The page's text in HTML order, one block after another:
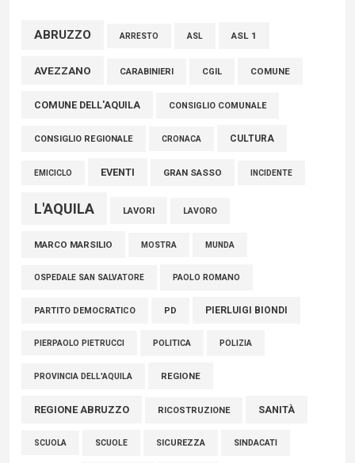
Marcinelle, Verrecchia (FdI): "Un minuto di raccoglimento in
connazionali tra cui molti abruzzesi"
06 Agosto 2026
ABRUZZO ARRESTO ASL ASL 1
AVEZZANO CARABINIERI CGIL COMUNE
COMUNE DELL'AQUILA CONSIGLIO COMUNALE
CONSIGLIO REGIONALE CRONACA CULTURA
EMICICLO EVENTI GRAN SASSO INCIDENTE
L'AQUILA LAVORI LAVORO
MARCO MARSILIO MOSTRA MUNDA
OSPEDALE SAN SALVATORE PAOLO ROMANO
PARTITO DEMOCRATICO PD PIERLUIGI BIONDI
PIERPAOLO PIETRUCCI POLITICA POLIZIA
PROVINCIA DELL'AQUILA REGIONE
REGIONE ABRUZZO RICOSTRUZIONE SANITÀ
SCUOLA SCUOLE SICUREZZA SINDACATI